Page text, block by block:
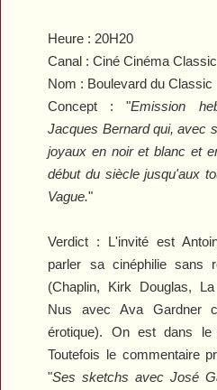
Heure : 20H20
Canal :Ciné Cinéma Classic
Nom : Boulevard du Classic
Concept :"Emission
Jacques Bernard qui, avec
joyaux en noir et blanc et
début du siècle jusqu'aux
Vague."
Verdict : L'invité est
parler sa cinéphilie sans
(Chaplin, Kirk Douglas,
Nus avec Ava Gardner
érotique). On est dans le
Toutefois le commentaire
"Ses sketchs avec José